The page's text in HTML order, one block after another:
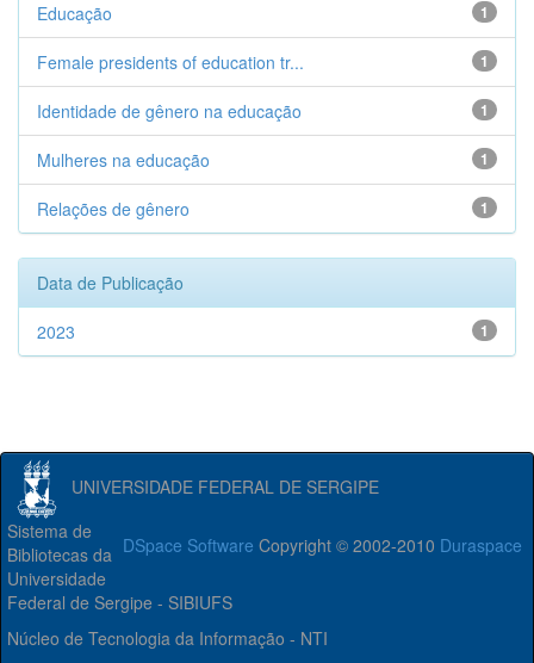
1
Educação
1
Female presidents of education tr...
1
Identidade de gênero na educação
1
Mulheres na educação
1
Relações de gênero
Data de Publicação
1
2023
UNIVERSIDADE FEDERAL DE SERGIPE
DSpace Software Copyright © 2002-2010 Duraspace
Sistema de
Bibliotecas da
Universidade
Federal de Sergipe - SIBIUFS
Núcleo de Tecnologia da Informação - NTI